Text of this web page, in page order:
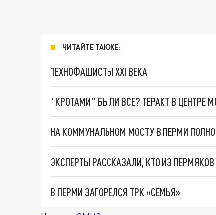
ЧИТАЙТЕ ТАКЖЕ:
ТЕХНОФАШИСТЫ XXI ВЕКА
"КРОТАМИ" БЫЛИ ВСЕ? ТЕРАКТ В ЦЕНТРЕ
НА КОММУНАЛЬНОМ МОСТУ В ПЕРМИ
В ПЕРМИ ЗАГОРЕЛСЯ ТРК «СЕМЬЯ»